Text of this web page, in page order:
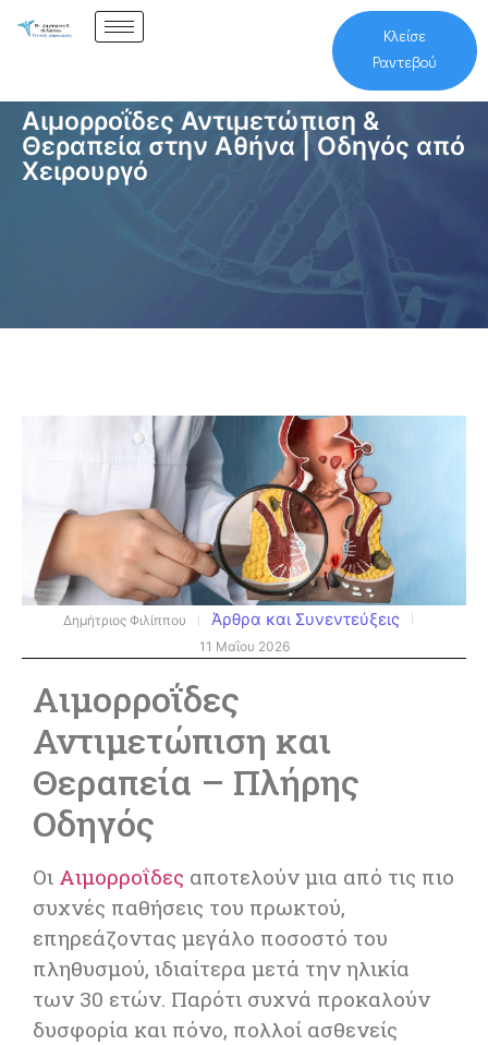
Κλείσε
Ραντεβού
Αιμορροΐδες Αντιμετώπιση &
Θεραπεία στην Αθήνα | Οδηγός από
Χειρουργό
Δημήτριος Φιλίππου Άρθρα και Συνεντεύξεις
11 Μαΐου 2026
Αιμορροΐδες
Αντιμετώπιση και
Θεραπεία – Πλήρης
Οδηγός
Οι Αιμορροΐδες αποτελούν μια από τις πιο
συχνές παθήσεις του πρωκτού,
επηρεάζοντας μεγάλο ποσοστό του
πληθυσμού, ιδιαίτερα μετά την ηλικία
των 30 ετών. Παρότι συχνά προκαλούν
δυσφορία και πόνο, πολλοί ασθενείς